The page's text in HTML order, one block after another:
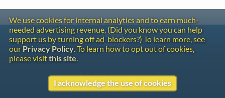
We use cookies for internal analytics and to earn much-
needed advertising revenue. (Did you know you can help
support us by turning off ad-blockers?) To learn more, see
our Privacy Policy. To learn how to opt out of cookies,
please visitthis site.
I acknowledge the use of cookies
Contact
Copyright
Privacy
Copyright © 2026 The LiederNet Archive
Site redesign by Shawn Thuris